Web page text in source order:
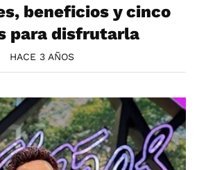
beneficios y cinco
para disfrutarla
HACE 3 AÑOS